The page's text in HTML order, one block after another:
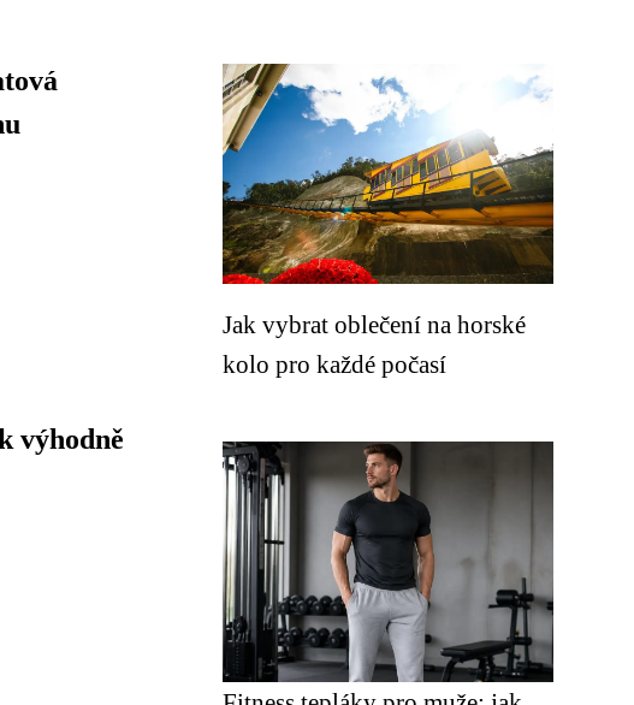
výhodně
Jak vybrat oblečení na horské
kolo pro každé počasí